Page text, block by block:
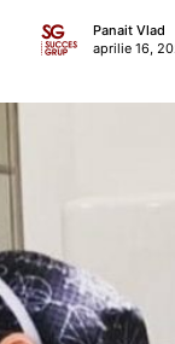
Panait Vlad
aprilie 16,